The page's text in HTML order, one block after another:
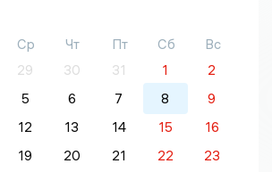
Ср Чт Пт Сб
Вс
29 30 31 1
2
5 6 7 8
9
12 13 14 15
16
19 20 21 22
23